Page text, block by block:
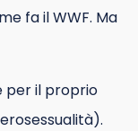
fa il WWF. Ma
per il proprio